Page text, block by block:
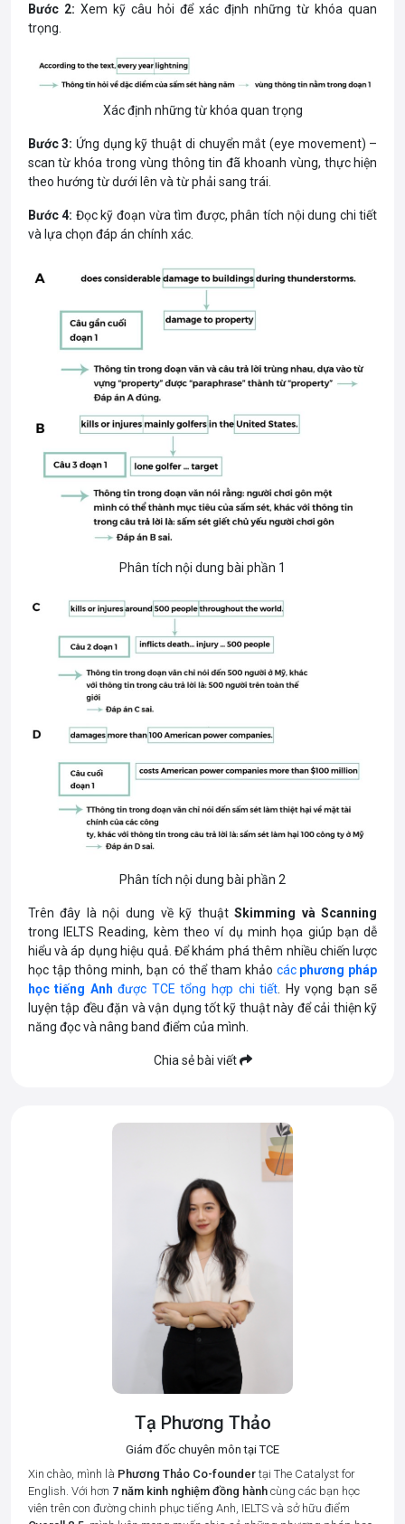
Bước 2: Xem kỹ câu hỏi để xác định những từ khóa quan
trọng.
Xác định những từ khóa quan trọng
Bước 3: Ứng dụng kỹ thuật di chuyển mắt (eye movement) –
scan từ khóa trong vùng thông tin đã khoanh vùng, thực hiện
theo hướng từ dưới lên và từ phải sang trái.
Bước 4: Đọc kỹ đoạn vừa tìm được, phân tích nội dung chi tiết
và lựa chọn đáp án chính xác.
Phân tích nội dung bài phần 1
Phân tích nội dung bài phần 2
Trên đây là nội dung về kỹ thuậtSkimming và Scanning
trong IELTS Reading, kèm theo ví dụ minh họa giúp bạn dễ
hiểu và áp dụng hiệu quả. Để khám phá thêm nhiều chiến lược
học tập thông minh, bạn có thể tham khảo các phương pháp
học tiếng Anh được TCE tổng hợp chi tiết. Hy vọng bạn sẽ
luyện tập đều đặn và vận dụng tốt kỹ thuật này để cải thiện kỹ
năng đọc và nâng band điểm của mình.
Chia sẻ bài viết
Tạ Phương Thảo
Giám đốc chuyên môn tại TCE
Xin chào, mình là Phương Thảo Co-foundertại The Catalyst for
English. Với hơn 7 năm kinh nghiệm đồng hànhcùng các bạn học
viên trên con đường chinh phục tiếng Anh, IELTS và sở hữu điểm